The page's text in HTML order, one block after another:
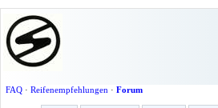
FAQ· Reifenempfehlungen · Forum